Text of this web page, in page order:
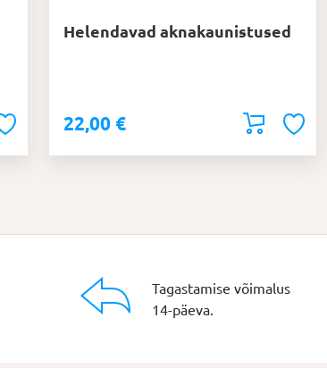
Helendavad aknakaunistused
22,00 €
Tagastamise võimalus
14-päeva.